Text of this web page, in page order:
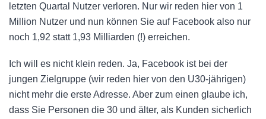
letzten Quartal Nutzer verloren. Nur wir reden hier von 1
Million Nutzer und nun können Sie auf Facebook also nur
noch 1,92 statt 1,93 Milliarden (!) erreichen.
Ich will es nicht klein reden. Ja, Facebook ist bei der
jungen Zielgruppe (wir reden hier von den U30-jährigen)
nicht mehr die erste Adresse. Aber zum einen glaube ich,
dass Sie Personen die 30 und älter, als Kunden sicherlich